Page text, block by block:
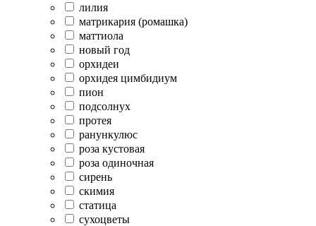
лилия
матрикария (ромашка)
маттиола
новый год
орхидеи
орхидея цимбидиум
пион
подсолнух
протея
ранункулюс
роза кустовая
роза одиночная
сирень
скимия
статица
сухоцветы